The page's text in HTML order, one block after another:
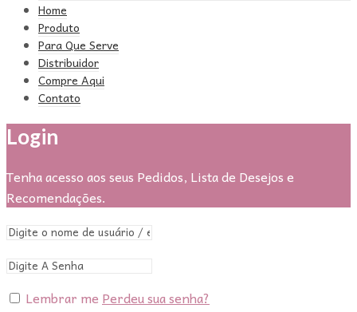
Home
Produto
Para Que Serve
Distribuidor
Compre Aqui
Contato
Login
Tenha acesso aos seus Pedidos, Lista de Desejos e
Recomendações.
Lembrar me Perdeu sua senha?